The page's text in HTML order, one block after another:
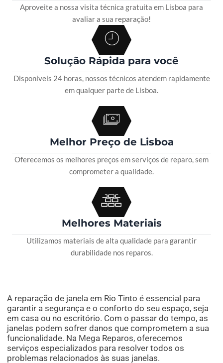
Aproveite a nossa visita técnica gratuita em Lisboa para
avaliar a sua reparação!
Solução Rápida para você
Disponíveis 24 horas, nossos técnicos atendem rapidamente
em qualquer parte de Lisboa.
Melhor Preço de Lisboa
Oferecemos os melhores preços em serviços de reparo, sem
comprometer a qualidade.
Melhores Materiais
Utilizamos materiais de alta qualidade para garantir
durabilidade nos reparos.
A reparação de janela em Rio Tinto é essencial para
garantir a segurança e o conforto do seu espaço, seja
em casa ou no escritório. Com o passar do tempo, as
janelas podem sofrer danos que comprometem a sua
funcionalidade. Na Mega Reparos, oferecemos
serviços especializados para resolver todos os
problemas relacionados às suas janelas.